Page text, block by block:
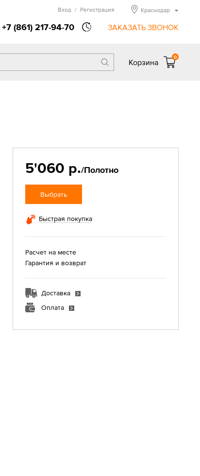
+7 (861) 217-94-70 ЗАКАЗАТЬ ЗВОНОК
Вход / Регистрация Краснодар
Корзина
0
5'060 р./Полотно
Выбрать
Быстрая покупка
Расчет на месте
Гарантия и возврат
Доставка
Оплата